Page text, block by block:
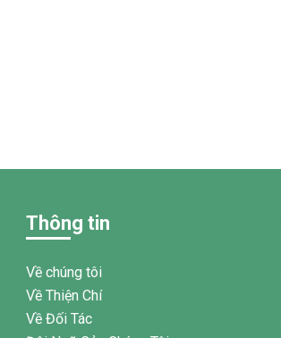
Thông tin
Về chúng tôi
Về Thiện Chí
Về Đối Tác